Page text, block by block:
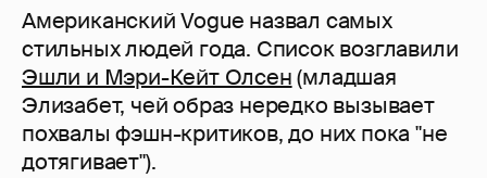
Американский Vogue назвал самых
стильных людей года. Список возглавили
Эшли и Мэри-Кейт Олсен(младшая
Элизабет, чей образ нередко вызывает
похвалы фэшн-критиков, до них пока "не
дотягивает").